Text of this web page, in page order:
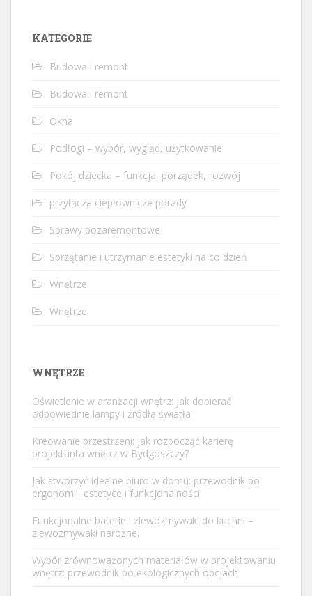
KATEGORIE
Budowa i remont
Budowa i remont
Okna
Podłogi – wybór, wygląd, użytkowanie
Pokój dziecka – funkcja, porządek, rozwój
przyłącza ciepłownicze porady
Sprawy pozaremontowe
Sprzątanie i utrzymanie estetyki na co dzień
Wnętrze
Wnętrze
WNĘTRZE
Oświetlenie w aranżacji wnętrz: jak dobierać
odpowiednie lampy i źródła światła
Kreowanie przestrzeni: jak rozpocząć karierę
projektanta wnętrz w Bydgoszczy?
Jak stworzyć idealne biuro w domu: przewodnik po
ergonomii, estetyce i funkcjonalności
Funkcjonalne baterie i zlewozmywaki do kuchni –
zlewozmywaki narożne.
Wybór zrównoważonych materiałów w projektowaniu
wnętrz: przewodnik po ekologicznych opcjach